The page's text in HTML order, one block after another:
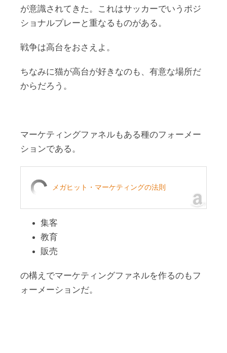
が意識されてきた。これはサッカーでいうポジ
ショナルプレーと重なるものがある。
戦争は高台をおさえよ。
ちなみに猫が高台が好きなのも、有意な場所だ
からだろう。
マーケティングファネルもある種のフォーメー
ションである。
メガヒット・マーケティングの法則
集客
教育
販売
の構えでマーケティングファネルを作るのもフ
ォーメーションだ。